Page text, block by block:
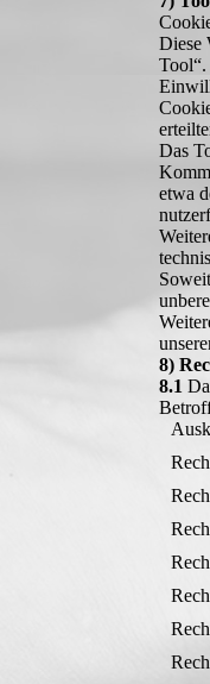
Diese
Das
etwa
8)
8.1